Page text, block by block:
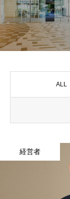
国家朝餐祈祷会
献金
ALL
経営者